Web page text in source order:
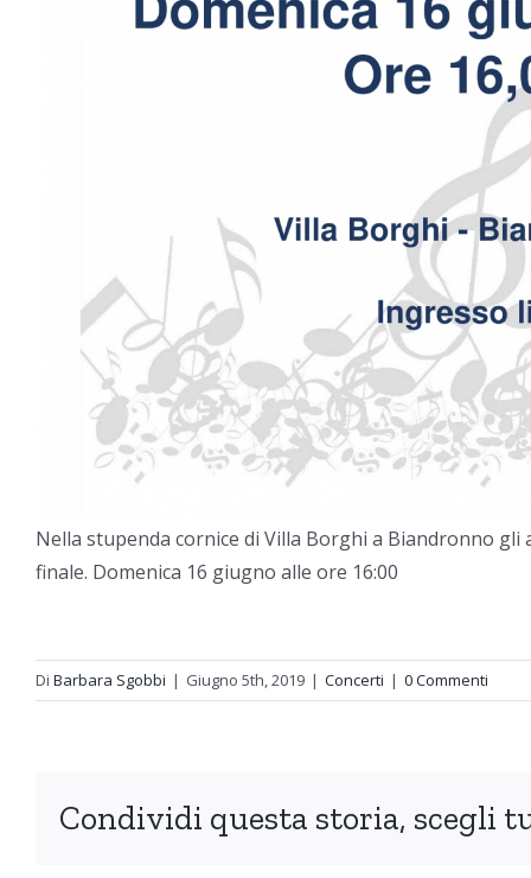
Nella stupenda cornice di Villa Borghi a Biandronno
finale. Domenica 16 giugno alle ore 16:00
Di Barbara Sgobbi | Giugno 5th, 2019 | Concerti | 0 Commenti
Condividi questa storia, scegli